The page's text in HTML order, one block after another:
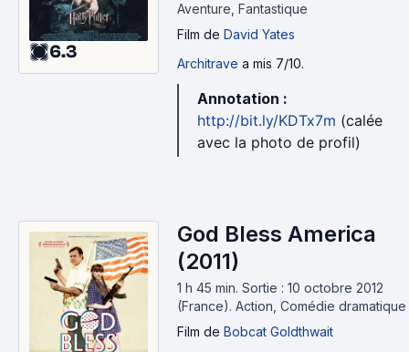
6.3
Aventure, Fantastique
Film de David Yates
Architrave a mis 7/10.
Annotation :
http://bit.ly/KDTx7m (calée
avec la photo de profil)
God Bless America
(2011)
1 h 45 min. Sortie : 10 octobre 2012
(France). Action, Comédie dramatique
Film de Bobcat Goldthwait